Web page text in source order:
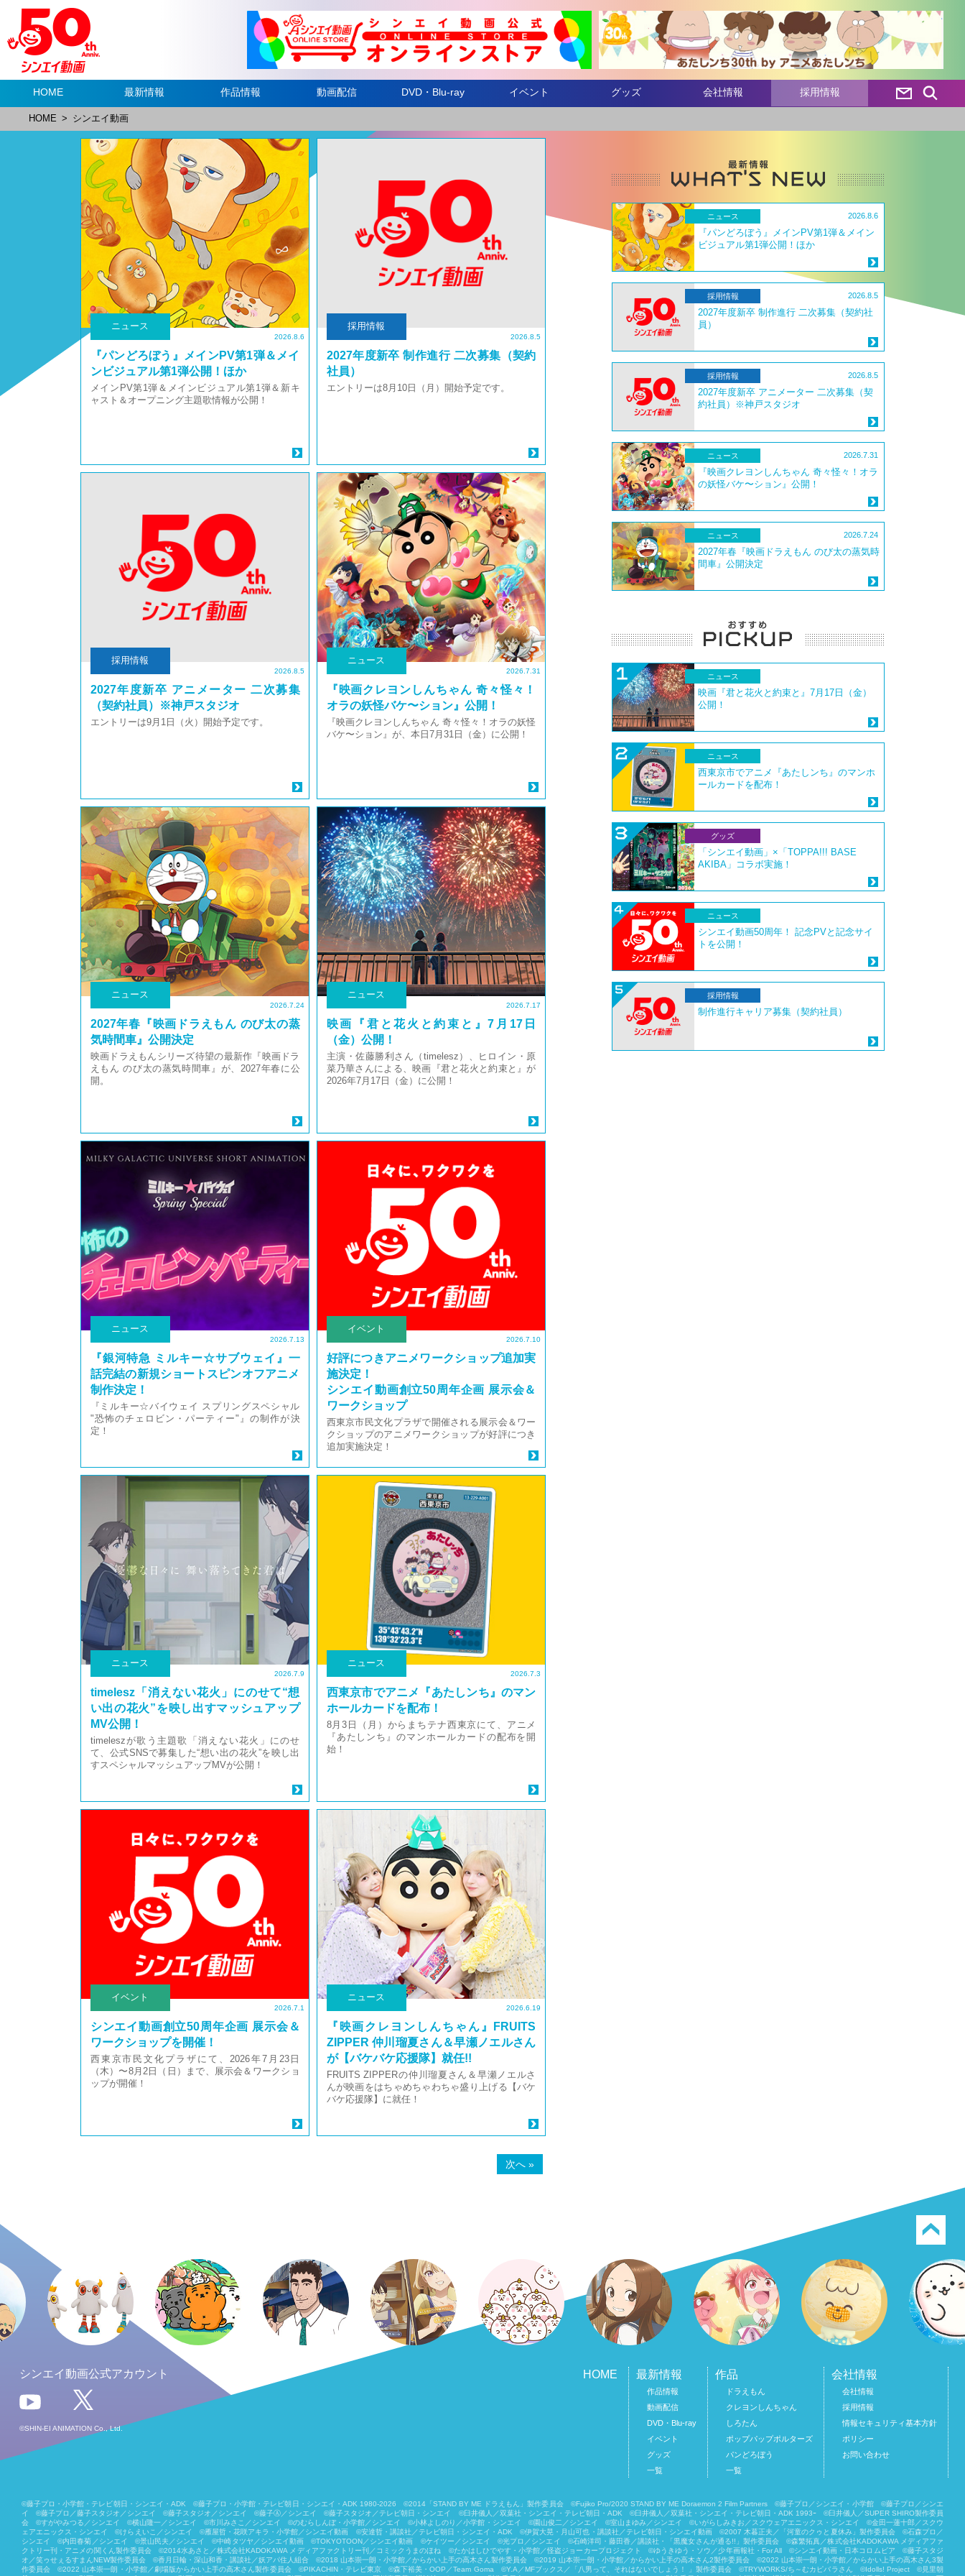
HOME 最新情報 作品情報 動画配信 DVD・Blu-ray イベント グッズ 会社情報 採用情報
HOME > シンエイ動画
ニュース
2026.8.6
『パンどろぼう』メインPV第1弾＆メイ
ンビジュアル第1弾公開！ほか
メインPV第1弾＆メインビジュアル第1弾＆新キ
ャスト＆オープニング主題歌情報が公開！
採用情報
2026.8.5
2027年度新卒 制作進行 二次募集（契約
社員）
エントリーは8月10日（月）開始予定です。
採用情報
2026.8.5
2027年度新卒 アニメーター 二次募集
（契約社員）※神戸スタジオ
エントリーは9月1日（火）開始予定です。
ニュース
2026.7.31
『映画クレヨンしんちゃん 奇々怪々！
オラの妖怪バケ〜ション』公開！
『映画クレヨンしんちゃん 奇々怪々！オラの妖怪
バケ〜ション』が、本日7月31日（金）に公開！
ニュース
2026.7.24
2027年春『映画ドラえもん のび太の蒸
気時間車』公開決定
映画ドラえもんシリーズ待望の最新作『映画ドラ
えもん のび太の蒸気時間車』が、2027年春に公
開。
ニュース
2026.7.17
映画『君と花火と約束と』7月17日
（金）公開！
主演・佐藤勝利さん（timelesz）、ヒロイン・原
菜乃華さんによる、映画『君と花火と約束と』が
2026年7月17日（金）に公開！
ニュース
2026.7.13
『銀河特急 ミルキー☆サブウェイ』一
話完結の新規ショートスピンオフアニメ
制作決定！
『ミルキー☆バイウェイ スプリングスペシャル
"恐怖のチェロビン・パーティー"』の制作が決
定！
イベント
2026.7.10
好評につきアニメワークショップ追加実
施決定！
シンエイ動画創立50周年企画 展示会＆
ワークショップ
西東京市民文化プラザで開催される展示会＆ワー
クショップのアニメワークショップが好評につき
追加実施決定！
ニュース
2026.7.9
timelesz「消えない花⽕」にのせて“想
い出の花⽕”を映し出すマッシュアップ
MV公開！
timeleszが歌う主題歌「消えない花⽕」にのせ
て、公式SNSで募集した“想い出の花⽕”を映し出
すスペシャルマッシュアップMVが公開！
ニュース
2026.7.3
西東京市でアニメ『あたしンち』のマン
ホールカードを配布！
8月3日（月）からまちテナ西東京にて、アニメ
『あたしンち』のマンホールカードの配布を開
始！
イベント
2026.7.1
シンエイ動画創立50周年企画 展示会＆
ワークショップを開催！
西東京市民文化プラザにて、2026年7月23日
（木）〜8月2日（日）まで、展示会＆ワークショ
ップが開催！
ニュース
2026.6.19
『映画クレヨンしんちゃん』FRUITS
ZIPPER 仲川瑠夏さん＆早瀬ノエルさん
が【バケバケ応援隊】就任!!
FRUITS ZIPPERの仲川瑠夏さん＆早瀬ノエルさ
んが映画をはちゃめちゃわちゃ盛り上げる【バケ
バケ応援隊】に就任！
次へ »
ニュース 2026.8.6
『パンどろぼう』メインPV第1弾＆メイン
ビジュアル第1弾公開！ほか
採用情報 2026.8.5
2027年度新卒 制作進行 二次募集（契約社
員）
採用情報 2026.8.5
2027年度新卒 アニメーター 二次募集（契
約社員）※神戸スタジオ
ニュース 2026.7.31
『映画クレヨンしんちゃん 奇々怪々！オラ
の妖怪バケ〜ション』公開！
ニュース 2026.7.24
2027年春『映画ドラえもん のび太の蒸気時
間車』公開決定
ニュース
映画『君と花火と約束と』7月17日（金）
公開！
ニュース
西東京市でアニメ『あたしンち』のマンホ
ールカードを配布！
グッズ
「シンエイ動画」×「TOPPA!!! BASE
AKIBA」コラボ実施！
ニュース
シンエイ動画50周年！ 記念PVと記念サイ
トを公開！
採用情報
制作進行キャリア募集（契約社員）
シンエイ動画公式アカウント
©SHIN-EI ANIMATION Co., Ltd.
HOME 最新情報
作品情報
動画配信
DVD・Blu-ray
イベント
グッズ
一覧
作品
ドラえもん
クレヨンしんちゃん
しろたん
ポップパップポルターズ
パンどろぼう
一覧
会社情報
会社情報
採用情報
情報セキュリティ基本方針
ポリシー
お問い合わせ
©藤子プロ・小学館・テレビ朝日・シンエイ・ADK ©藤子プロ・小学館・テレビ朝日・シンエイ・ADK 1980-2026 ©2014「STAND BY ME ドラえもん」製作委員会 ©Fujiko Pro/2020 STAND BY ME Doraemon 2 Film Partners ©藤子プロ／シンエイ・小学館 ©藤子プロ／シンエ
イ ©藤子プロ／藤子スタジオ／シンエイ ©藤子スタジオ／シンエイ ©藤子Ⓐ／シンエイ ©藤子スタジオ／テレビ朝日・シンエイ ©臼井儀人／双葉社・シンエイ・テレビ朝日・ADK ©臼井儀人／双葉社・シンエイ・テレビ朝日・ADK 1993ｰ ©臼井儀人／SUPER SHIRO製作委員
会 ©すがやみつる／シンエイ ©横山隆一／シンエイ ©市川みさこ／シンエイ ©のむらしんぼ・小学館／シンエイ ©小林よしのり／小学館・シンエイ ©園山俊二／シンエイ ©室山まゆみ／シンエイ ©いがらしみきお／スクウェアエニックス・シンエイ ©金田一蓮十郎／スクウ
ェアエニックス・シンエイ ©けらえいこ／シンエイ ©雁屋哲・花咲アキラ・小学館／シンエイ動画 ©安達哲・講談社／テレビ朝日・シンエイ・ADK ©伊賀大晃・月山可也・講談社／テレビ朝日・シンエイ動画 ©2007 木暮正夫／「河童のクゥと夏休み」製作委員会 ©石森プロ／
シンエイ ©内田春菊／シンエイ ©景山民夫／シンエイ ©中崎タツヤ／シンエイ動画 ©︎TOKYOTOON／シンエイ動画 ©ケイツー／シンエイ ©光プロ／シンエイ ©石崎洋司・藤田香／講談社・「黒魔女さんが通る!!」製作委員会 ©森繁拓真／株式会社KADOKAWA メディアファ
クトリー刊・アニメの関くん製作委員会 ©2014水あさと／株式会社KADOKAWA メディアファクトリー刊／コミックうまのほね ©たかはしひでやす・小学館／怪盗ジョーカープロジェクト ©ゆうきゆう・ソウ／少年画報社・For All ©シンエイ動画・日本コロムビア ©藤子スタジ
オ／笑ゥせぇるすまんNEW製作委員会 ©香月日輪・深山和香・講談社／妖アパ住人組合 ©2018 山本崇一朗・小学館／からかい上手の高木さん製作委員会 ©2019 山本崇一朗・小学館／からかい上手の高木さん2製作委員会 ©2022 山本崇一朗・小学館／からかい上手の高木さん3製
作委員会 ©2022 山本崇一朗・小学館／劇場版からかい上手の高木さん製作委員会 ©PIKACHIN・テレビ東京 ©森下裕美・OOP／Team Goma ©Y.A／MFブックス／「八男って、それはないでしょう！ 」製作委員会 ©TRYWORKS/ち～むカピバラさん ©︎Idolls! Project ©見里朝